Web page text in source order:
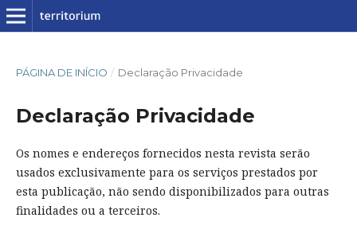
PÁGINA DE INÍCIO / Declaração Privacidade
Declaração Privacidade
Os nomes e endereços fornecidos nesta revista serão
usados exclusivamente para os serviços prestados por
esta publicação, não sendo disponibilizados para outras
finalidades ou a terceiros.